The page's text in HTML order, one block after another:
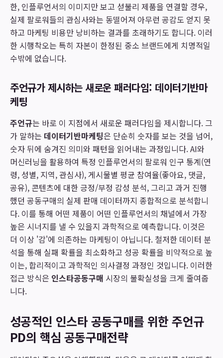
한, 인플루언서의 이미지만 보고 섣불리 제품을 연결할 경우,
실제 팔로워들의 관심사와는 동떨어져 아무런 공감도 얻지 못
하고 마케팅 비용만 낭비하는 결과를 초래하기도 합니다. 이러
한 시행착오는 특히 자본이 한정된 중소 브랜드에게 치명적일
수밖에 없습니다.
주언규가 제시하는 새로운 패러다임: 데이터기반마
케팅
주언규는 바로 이 지점에서 새로운 패러다임을 제시합니다. 그
가 말하는 데이터기반마케팅은 단순히 숫자를 보는 것을 넘어,
숫자 뒤에 숨겨진 의미와 패턴을 읽어내는 과정입니다. AI와
머신러닝을 활용하여 특정 인플루언서의 팔로워 인구 통계(연
령, 성별, 지역, 관심사), 게시물별 평균 참여율(좋아요, 댓글,
공유), 콘텐츠에 대한 긍정/부정 감성 분석, 그리고 과거 진행
했던 공동구매의 실제 판매 데이터까지 종합적으로 분석합니
다. 이를 통해 어떤 제품이 어떤 인플루언서의 채널에서 가장
높은 시너지를 낼 수 있을지 과학적으로 예측합니다. 이것은
더 이상 '감'에 의존하는 마케팅이 아닙니다. 철저한 데이터 분
석을 통해 실패 확률을 최소화하고 성공 확률을 비약적으로 높
이는, 합리적이고 과학적인 의사결정 과정인 것입니다. 이러한
접근 방식은 인스타공동구매 시장의 불확실성을 크게 줄여줍
니다.
성공적인 인스타 공동구매를 위한 주언규
PD의 핵심 공동구매전략